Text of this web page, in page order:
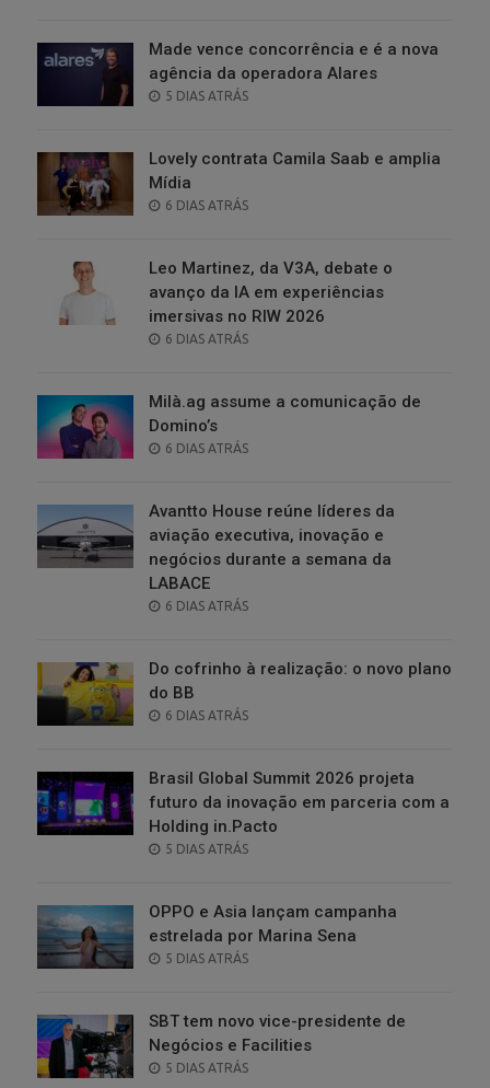
Made vence concorrência e é a nova
agência da operadora Alares
POSTED
5 DIAS ATRÁS
Lovely contrata Camila Saab e amplia
Mídia
POSTED
6 DIAS ATRÁS
Leo Martinez, da V3A, debate o
avanço da IA em experiências
imersivas no RIW 2026
POSTED
6 DIAS ATRÁS
Milà.ag assume a comunicação de
Domino’s
POSTED
6 DIAS ATRÁS
Avantto House reúne líderes da
aviação executiva, inovação e
negócios durante a semana da
LABACE
POSTED
6 DIAS ATRÁS
Do cofrinho à realização: o novo plano
do BB
POSTED
6 DIAS ATRÁS
Brasil Global Summit 2026 projeta
futuro da inovação em parceria com a
Holding in.Pacto
POSTED
5 DIAS ATRÁS
OPPO e Asia lançam campanha
estrelada por Marina Sena
POSTED
5 DIAS ATRÁS
SBT tem novo vice-presidente de
Negócios e Facilities
POSTED
5 DIAS ATRÁS